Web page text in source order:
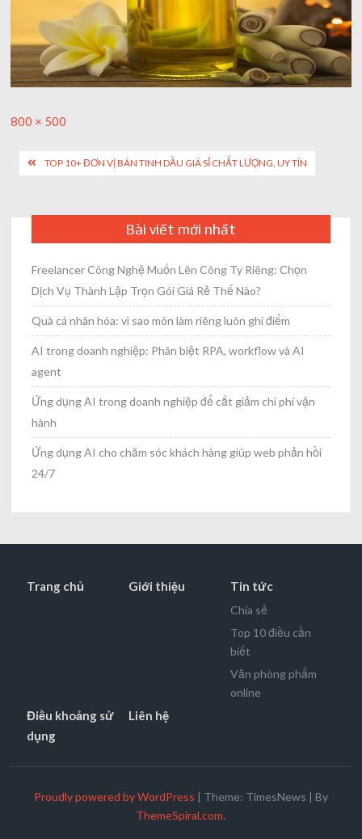
Ứng dụng AI cho chăm sóc khách hàng giúp web phản hồi
AI agent cho doanh nghiệp khác chatbot truyền thống ra sao
Full
800 × 500
PostTOP 10+ ĐƠN VỊ BÁN TINH DẦU GIÁ SỈ CHẤT LƯỢNG, UY TÍN
Bài viết mới nhất
Freelancer Công Nghệ Muốn Lên Công Ty Riêng: Chọn
Dịch Vụ Thành Lập Trọn Gói Giá Rẻ Thế Nào?
Quà cá nhân hóa: vì sao món làm riêng luôn ghi điểm
AI trong doanh nghiệp: Phân biệt RPA, workflow và AI
agent
Ứng dụng AI trong doanh nghiệp để cắt giảm chi phí vận
hành
Ứng dụng AI cho chăm sóc khách hàng giúp web phản hồi
24/7
Trang chủ Giới thiệu Tin tức
Chia sẻ
Top 10 điều cần
biết
Văn phòng phẩm
online
Điều khoảng sử
dụng
Liên hệ
Proudly powered by WordPress | Theme: TimesNews | By
ThemeSpiral.com.